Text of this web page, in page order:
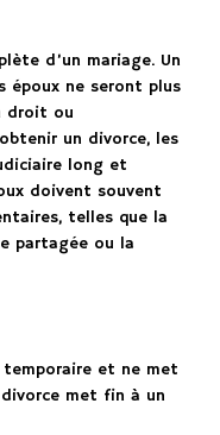
d’un mariage. Un
époux ne seront plus
droit ou
un divorce, les
long et
doivent souvent
telles que la
partagée ou la
temporaire et ne met
met fin à un